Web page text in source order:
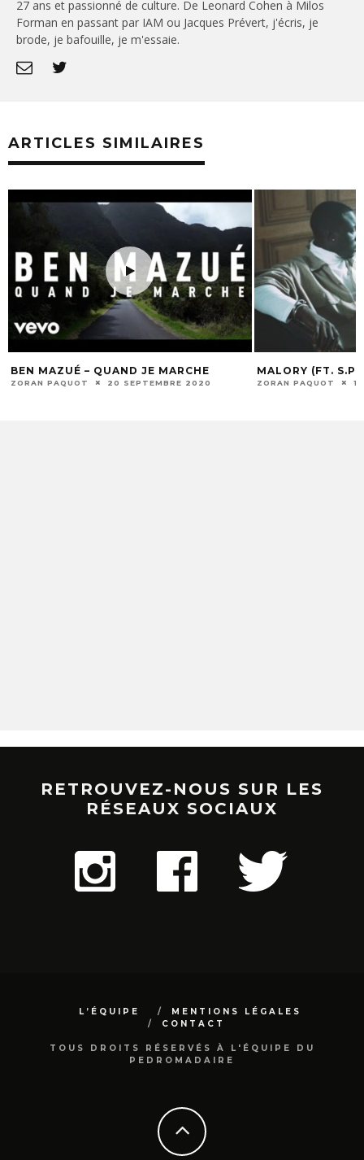
27 ans et passionné de culture. De Leonard Cohen à Milos
Forman en passant par IAM ou Jacques Prévert, j'écris, je
brode, je bafouille, je m'essaie.
ARTICLES SIMILAIRES
BEN MAZUÉ – QUAND JE MARCHE
ZORAN PAQUOT 20 SEPTEMBRE 2020
MALORY (FT.
ZORAN PAQUOT
RETROUVEZ-NOUS SUR LES
RÉSEAUX SOCIAUX
L’ÉQUIPE
MENTIONS LÉGALES
CONTACT
TOUS DROITS RÉSERVÉS À L'ÉQUIPE DU
PEDROMADAIRE